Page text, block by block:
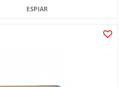
ESPIAR